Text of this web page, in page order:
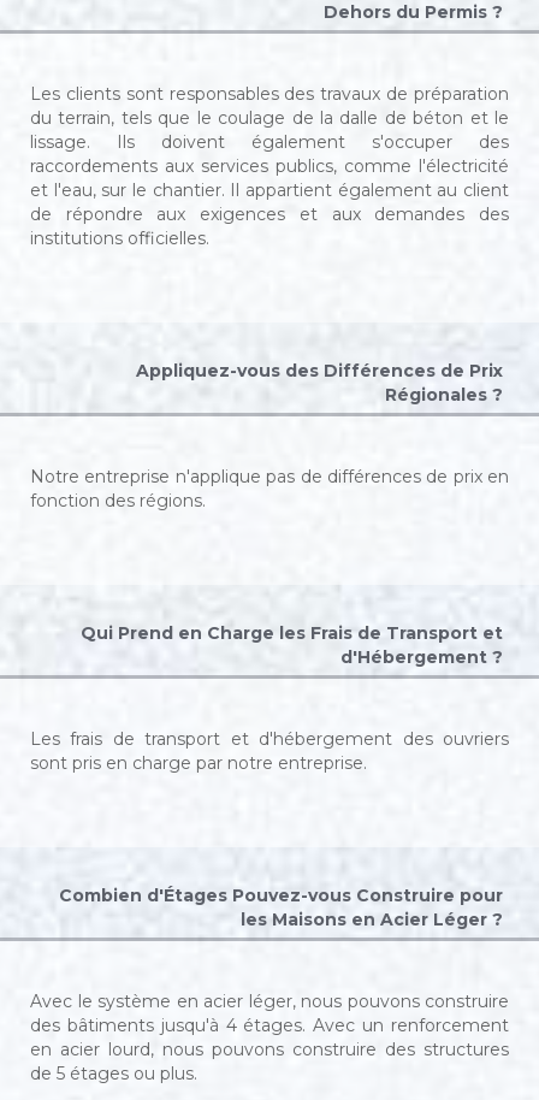
Dehors du Permis ?
Les clients sont responsables des travaux de préparation
du terrain, tels que le coulage de la dalle de béton et le
lissage. Ils doivent également s'occuper des
raccordements aux services publics, comme l'électricité
et l'eau, sur le chantier. Il appartient également au client
de répondre aux exigences et aux demandes des
institutions officielles.
Appliquez-vous des Différences de Prix
Régionales ?
Notre entreprise n'applique pas de différences de prix en
fonction des régions.
Qui Prend en Charge les Frais de Transport et
d'Hébergement ?
Les frais de transport et d'hébergement des ouvriers
sont pris en charge par notre entreprise.
Combien d'Étages Pouvez-vous Construire pour
les Maisons en Acier Léger ?
Avec le système en acier léger, nous pouvons construire
des bâtiments jusqu'à 4 étages. Avec un renforcement
en acier lourd, nous pouvons construire des structures
de 5 étages ou plus.